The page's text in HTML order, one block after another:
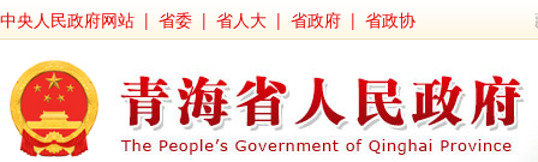
中央人民政府网站 | 省委 | 省人大 | 省政府 | 省政协